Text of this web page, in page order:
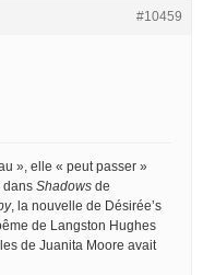
#10459
», elle « peut passer »
dans Shadows de
, la nouvelle de Désirée’s
de Langston Hughes
de Juanita Moore avait